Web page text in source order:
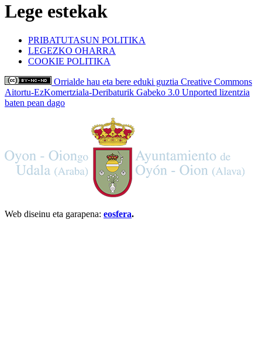
Lege estekak
PRIBATUTASUN POLITIKA
LEGEZKO OHARRA
COOKIE POLITIKA
Orrialde hau eta bere eduki guztia Creative Commons
Aitortu-EzKomertziala-Deribaturik Gabeko 3.0 Unported lizentzia
baten pean dago
Web diseinu eta garapena: eosfera.